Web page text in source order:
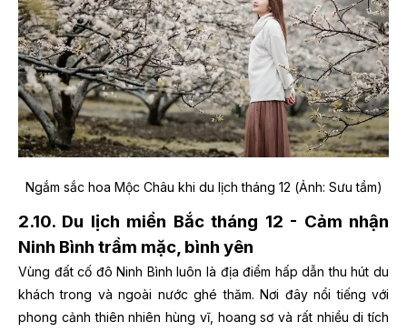
Ngắm sắc hoa Mộc Châu khi du lịch tháng 12 (Ảnh: Sưu tầm)
2.10. Du lịch miền Bắc tháng 12 - Cảm nhận
Ninh Bình trầm mặc, bình yên
Vùng đất cố đô Ninh Bình luôn là địa điểm hấp dẫn thu hút du
khách trong và ngoài nước ghé thăm. Nơi đây nổi tiếng với
phong cảnh thiên nhiên hùng vĩ, hoang sơ và rất nhiều di tích